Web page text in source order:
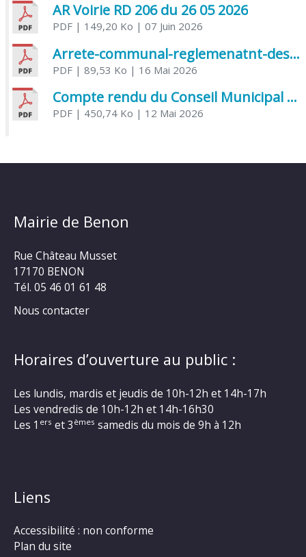
AR Voirie RD 206 du 26 05 2026
PDF| 149,20 Ko | 07 Juin 2026
Arrete-communal-reglemenatnt-des-bruits-de-voisinage-et-des-activites-bruyantes
PDF| 89,53 Ko | 16 Mai 2026
Compte rendu du Conseil Municipal du 06 mai 2026
PDF| 450,74 Ko | 12 Mai 2026
Mairie de Benon
Rue Château Musset
17170 BENON
Tél. 05 46 01 61 48
Nous contacter
Horaires d’ouverture au public :
Les lundis, mardis et jeudis de 10h-12h et 14h-17h
Les vendredis de 10h-12h et 14h-16h30
Les 1 ers et 3 èmes samedis du mois de 9h à 12h
Liens
Accessibilité : non conforme
Plan du site